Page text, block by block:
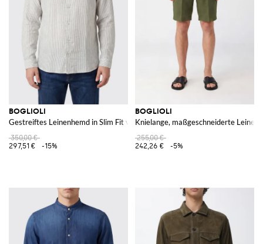
BOGLIOLI
Gestreiftes Leinenhemd in Slim Fit von mit Stehkragen
350,00 €
297,51 €
-15%
BOGLIOLI
Knielange, maßgeschneiderte
255,00 €
242,26 €
-5%